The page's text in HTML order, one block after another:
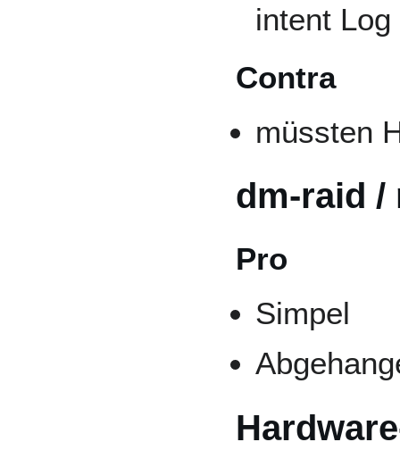
intent
Contra
müssten
dm-raid /
Pro
Simpel